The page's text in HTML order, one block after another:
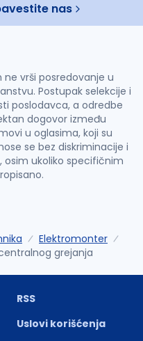
nas
vrši posredovanje u
Postupak selekcije i
poslodavca, a odredbe
dogovor između
u oglasima, koji su
se bez diskriminacije i
osim ukoliko specifičnim
Elektromonter
grejanja
RSS
Uslovi korišćenja